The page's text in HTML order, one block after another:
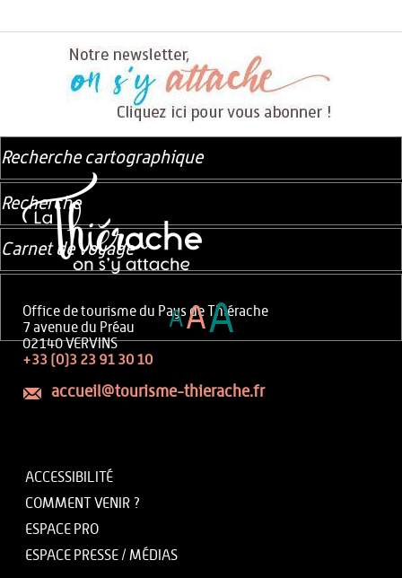
Office de tourisme du Pays de Thiérache
7 avenue du Préau
02140 VERVINS
+33 (0)3 23 91 30 10
accueil@tourisme-thierache.fr
ACCESSIBILITÉ
COMMENT VENIR ?
ESPACE PRO
ESPACE PRESSE / MÉDIAS
Recherche cartographique
Recherche
Carnet de voyage
AAA